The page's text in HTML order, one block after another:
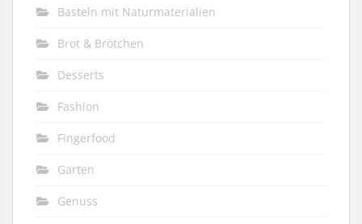
Basteln mit Naturmaterialien
Brot & Brötchen
Desserts
Fashion
Fingerfood
Garten
Genuss